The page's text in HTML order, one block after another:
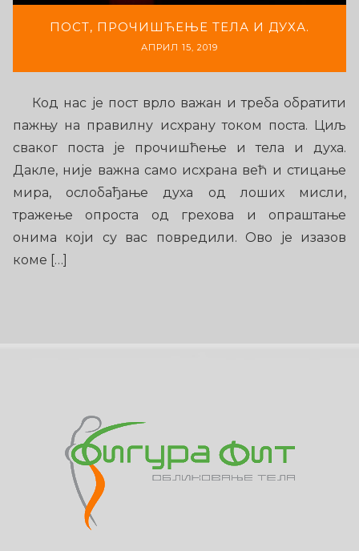
ПОСТ, ПРОЧИШЋЕЊЕ ТЕЛА И ДУХА.
АПРИЛ 15, 2019
Код нас је пост врло важан и треба обратити
пажњу на правилну исхрану током поста. Циљ
сваког поста је прочишћење и тела и духа.
Дакле, није важна само исхрана већ и стицање
мира, ослобађање духа од лоших мисли,
тражење опроста од грехова и опраштање
онима који су вас повредили. Ово је изазов
коме […]